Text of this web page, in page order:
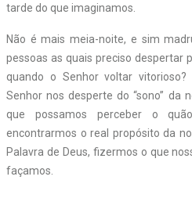
tarde do que imaginamos.
Não é mais meia-noite, e sim
pessoas as quais preciso despertar
quando o Senhor voltar
Senhor nos desperte do “sono” da
que possamos perceber o
encontrarmos o real propósito da
Palavra de Deus, fizermos o que
façamos.